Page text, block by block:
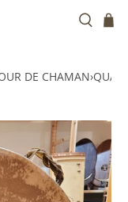
DE CHAMAN›